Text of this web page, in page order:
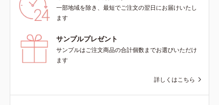
一部地域を除き、最短でご注文の翌日にお届けいたし
ます
サンプルプレゼント
サンプルはご注文商品の合計個数までお選びいただけ
ます
詳しくはこちら